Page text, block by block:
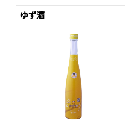
ゆず酒